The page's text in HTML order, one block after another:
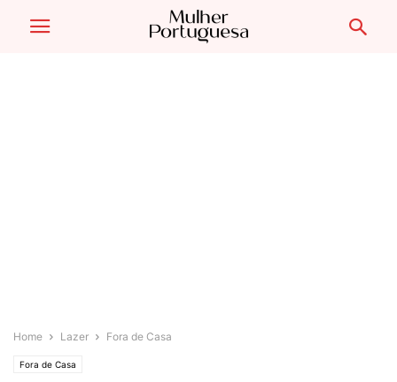
Home Lazer Fora de Casa
Fora de Casa